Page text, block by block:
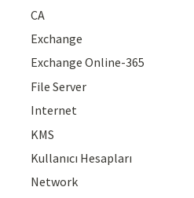
CA
Exchange
Exchange Online-365
File Server
Internet
KMS
Kullanıcı Hesapları
Network